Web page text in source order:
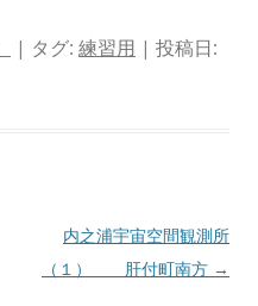
| タグ: 練習用 | 投稿日:
内之浦宇宙空間観測所
（１） 肝付町南方 →